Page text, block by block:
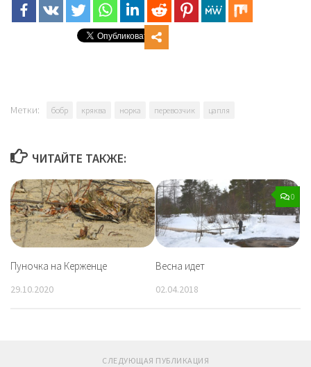
Метки: бобр кряква норка перевозчик цапля
ЧИТАЙТЕ ТАКЖЕ:
Пуночка на Керженце
29.10.2020
0
Весна идет
02.04.2018
СЛЕДУЮЩАЯ ПУБЛИКАЦИЯ